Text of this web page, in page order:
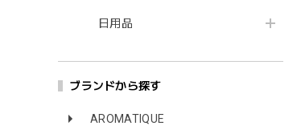
日用品
ブランドから探す
AROMATIQUE